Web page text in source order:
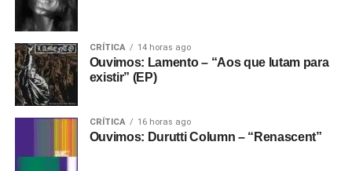
CRÍTICA 14 horas ago
Ouvimos: Lamento – “Aos que lutam para
existir” (EP)
CRÍTICA 16 horas ago
Ouvimos: Durutti Column – “Renascent”